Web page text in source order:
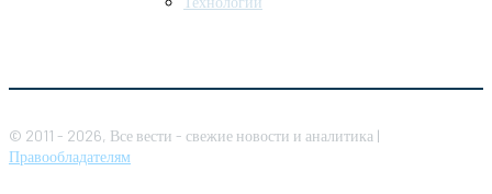
© 2011 - 2026, Все вести - свежие новости и аналитика |
Правообладателям